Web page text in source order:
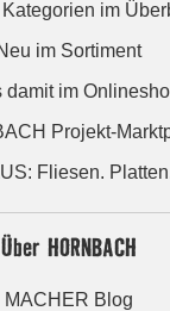
im
im Sortiment
damit im
Projekt-
Fliesen.
Über HORNBACH
MACHER Blog